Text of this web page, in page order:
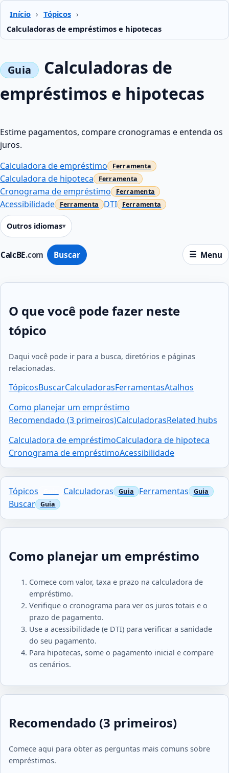
Início › Tópicos ›
Calculadoras de empréstimos e hipotecas
CalcBE.com Buscar Menu
Calculadoras de
empréstimos e hipotecas
Estime pagamentos, compare cronogramas e entenda os
juros.
Calculadora de empréstimo
Calculadora de hipoteca
Cronograma de empréstimo
Acessibilidade
DTI
Outros idiomas
O que você pode fazer neste
tópico
Daqui você pode ir para a busca, diretórios e páginas
relacionadas.
TópicosBuscarCalculadorasFerramentasAtalhos
Como planejar um empréstimo
Recomendado (3 primeiros)CalculadorasRelated hubs
Calculadora de empréstimoCalculadora de hipoteca
Cronograma de empréstimoAcessibilidade
Tópicos Calculadoras
Ferramentas
Buscar
Como planejar um empréstimo
Comece com valor, taxa e prazo na calculadora de
empréstimo.
Verifique o cronograma para ver os juros totais e o
prazo de pagamento.
Use a acessibilidade (e DTI) para verificar a sanidade
do seu pagamento.
Para hipotecas, some o pagamento inicial e compare
os cenários.
Recomendado (3 primeiros)
Comece aqui para obter as perguntas mais comuns sobre
empréstimos.